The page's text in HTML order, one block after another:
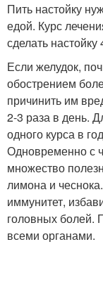
Пить настойку
едой. Курс
сделать настойку
Если желудок,
обострением
причинить им
2-3 раза в день.
одного курса в
Одновременно с
множество
лимона и
иммунитет,
головных болей.
всеми органами.